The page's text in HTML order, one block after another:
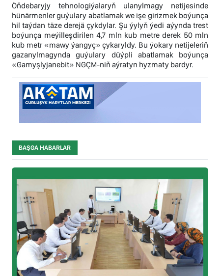
Öňdebaryjy tehnologiýalaryň ulanylmagy netijesinde
hünärmenler guýulary abatlamak we işe girizmek boýunça
hil taýdan täze derejä çykdylar. Şu ýylyň ýedi aýynda trest
boýunça meýilleşdirilen 4,7 mln kub metre derek 50 mln
kub metr «mawy ýangyç» çykaryldy. Bu ýokary netijeleriň
gazanylmagynda guýulary düýpli abatlamak boýunça
«Gamyşlyjanebit» NGÇM-niň aýratyn hyzmaty bardyr.
BAŞGA HABARLAR